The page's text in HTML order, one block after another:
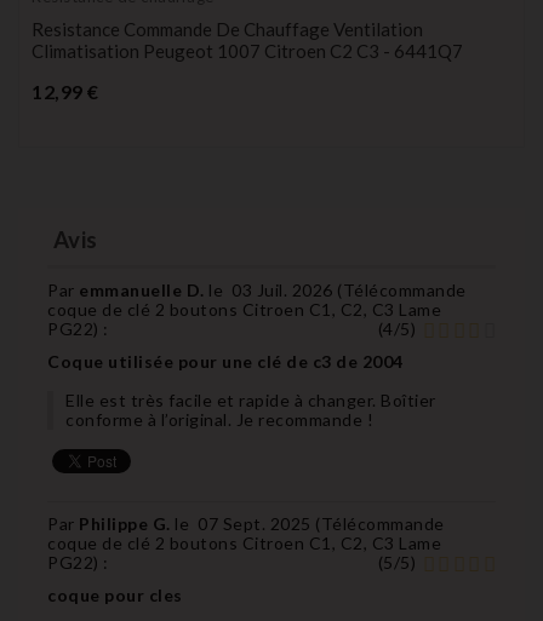
Resistance Commande De Chauffage Ventilation
Climatisation Peugeot 1007 Citroen C2 C3 - 6441Q7
12,99 €
Avis
Par emmanuelle D. le 03 Juil. 2026 (Télécommande
coque de clé 2 boutons Citroen C1, C2, C3 Lame
PG22) : (4/5)
Coque utilisée pour une clé de c3 de 2004
Elle est très facile et rapide à changer. Boîtier
conforme à l’original. Je recommande !
Par Philippe G. le 07 Sept. 2025 (Télécommande
coque de clé 2 boutons Citroen C1, C2, C3 Lame
PG22) : (5/5)
coque pour cles